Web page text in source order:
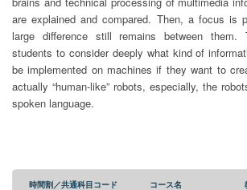
are explained and compared. Then, a focus is
large difference still remains between them.
students to consider deeply what kind of
be implemented on machines if they want to
actually “human-like” robots, especially, the
spoken language.
時間割／共通科目コード コース名